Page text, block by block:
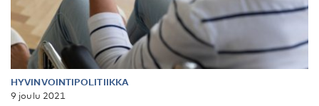
HYVINVOINTIPOLITIIKKA
9 joulu 2021